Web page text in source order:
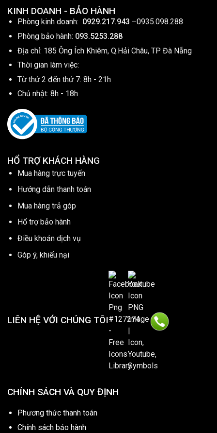
KINH DOANH - BẢO HÀNH
Phòng kinh doanh: 0929.217.943 –0935.098.288
Phòng bảo hành: 093.5253.288
Địa chỉ: 185 Ông Ích Khiêm, Q.Hải Châu, TP Đà Nẵng
Thời gian làm việc:
Từ thứ 2 đến thứ 7: 8h - 21h
Chủ nhật: 8h - 18h
HỔ TRỢ KHÁCH HÀNG
Mua hàng trực tuyến
Hướng dẫn thanh toán
Mua hàng trả góp
Hổ trợ bảo hành
Điều khoản dịch vụ
Góp ý, khiếu nại
LIÊN HỆ VỚI CHÚNG TÔI
CHÍNH SÁCH VÀ QUY ĐỊNH
Phương thức thanh toán
Chính sách bảo hành